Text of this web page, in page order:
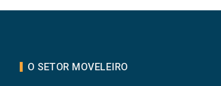
O SETOR MOVELEIRO